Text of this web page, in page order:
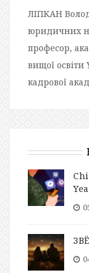
ЛІПКАН
юридичних
професор,
вищої
кадрової